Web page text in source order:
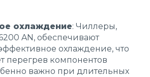
охлаждение: Чиллеры,
AN, обеспечивают
охлаждение, что
перегрев компонентов
важно при длительных